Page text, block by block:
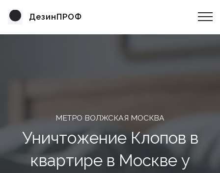
ДезинПРОФ
МЕТРО ВОЛЖСКАЯ МОСКВА
Уничтожение Клопов в
квартире в Москве у